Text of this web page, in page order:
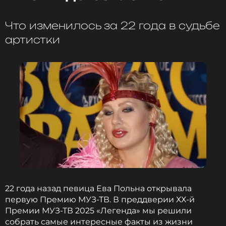
«Солнце» – дебютный сингл с одноименного
альбома певицы. Выпущенная в ноябре 2008 года
лирическая баллада мгновенно стала хитом. Она
завоевала премии, любовь зрителей и
неизменную популярность на концертах Лорак.
Одним из знаковых выступлений стало
исполнение этой песни на Премии МУЗ-ТВ в 2009
году.
Ани Лорак
Музыкант, Певица, Актриса
Жанры: Поп
и многое другое >
Что изменилось за 22 года в судьбе
артистки
22 года назад певица Ева Польна открывала
первую Премию МУЗ-ТВ. В преддверии ХХ-й
Премии МУЗ-ТВ 2025 «Легенда» мы решили
собрать самые интересные факты из жизни